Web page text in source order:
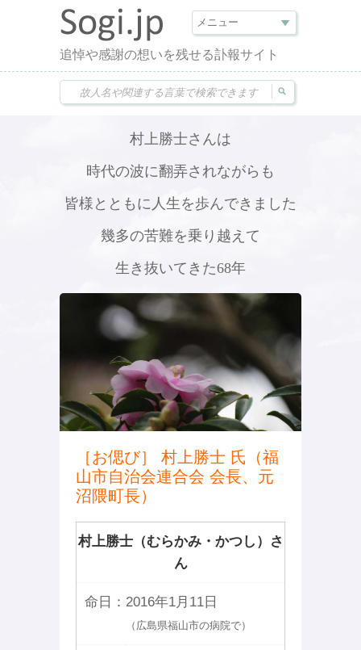
追悼や感謝の想いを残せる訃報サイト
村上勝士さんは
時代の波に翻弄されながらも
皆様とともに人生を歩んできました
幾多の苦難を乗り越えて
生き抜いてきた68年
［お偲び］ 村上勝士 氏（福
山市自治会連合会 会長、元
沼隈町長）
村上勝士（むらかみ・かつし）さ
ん
命日： 2016年1月11日
（広島県福山市の病院で）